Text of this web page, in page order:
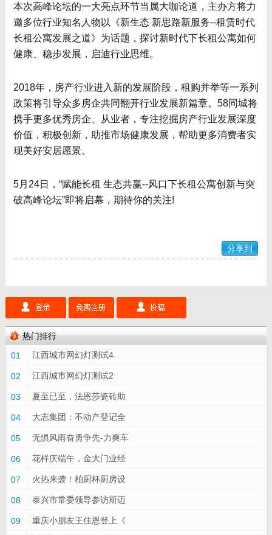
本次高峰论坛的一大亮点环节当属大咖论道，主办方将力
邀多位行业知名人物以《新生态 新思路新服务--租赁时代
长租公寓发展之道》为话题，探讨新时代下长租公寓如何
健康、稳步发展，启迪行业思维。
2018年，房产行业进入新的发展阶段，租购并举等一系列
政策将引导众多房企共同翻开行业发展新篇章。58同城将
携手更多优秀房企、从业者，专注挖掘房产行业发展深度
价值，积极创新，助推市场健康发展，帮助更多消费者实
现美好安居愿景。
5月24日，“赋能长租 生态共赢--风口下长租公寓创新与突
破高峰论坛”即将启幕，期待你的关注!
分享到
热门排行
01
江西城市网幻灯测试4
02 江西城市网幻灯测试2
03 夏至已至，法恩莎瓷砖助
04 大志集团：不动产登记全
05 无惧风雨奋勇争先-力爽车
06 花样庆端午，金大门业经
07 火热来袭！柏厨杯厨房设
08 泰兴市常委领导参访斯迈
09 重庆小朋友王佳恩登上《